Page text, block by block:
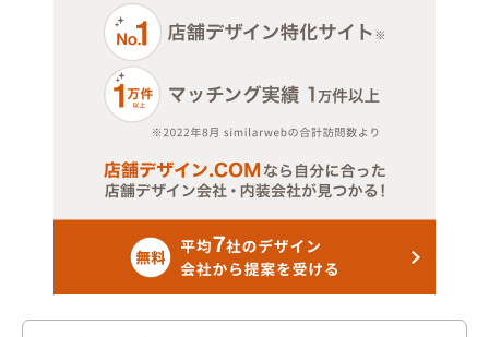
大阪市西淀川区
大阪市東淀川区
大阪市東成区
大阪市生野区
大阪市旭区
大阪市城東区
大阪市阿倍野区